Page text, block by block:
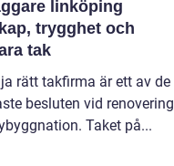
linköping
trygghet och
tak
rätt takfirma är ett av de
besluten vid renovering
Taket på...